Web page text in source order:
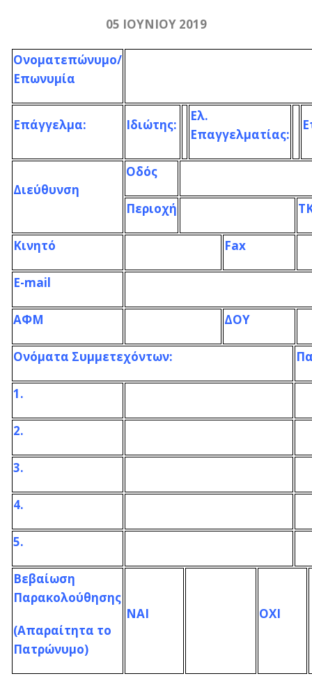
05 ΙΟΥΝΙΟΥ 2019
Ονοματεπώνυμο/
Επωνυμία
Επάγγελμα: Ιδιώτης:
Ελ.
Επαγγελματίας:
Διεύθυνση
Οδός
Περιοχή
Κινητό Fax
E-mail
ΑΦΜ ΔΟΥ
Ονόματα Συμμετεχόντων:
1.
2.
3.
4.
5.
Βεβαίωση
Παρακολούθησης
(Απαραίτητα το
Πατρώνυμο)
ΝΑΙ ΟΧΙ